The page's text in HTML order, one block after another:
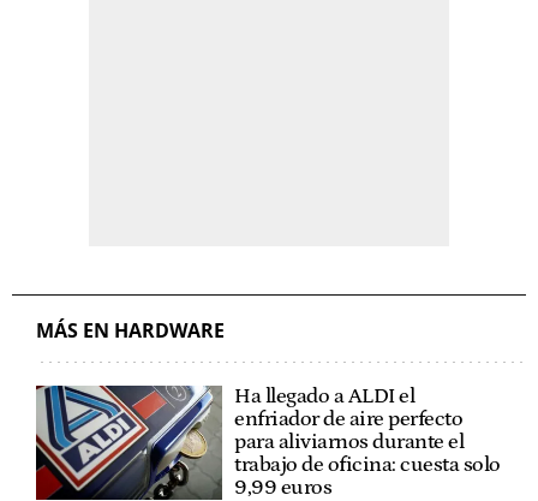
MÁS EN HARDWARE
Ha llegado a ALDI el
enfriador de aire perfecto
para aliviarnos durante el
trabajo de oficina: cuesta solo
9,99 euros